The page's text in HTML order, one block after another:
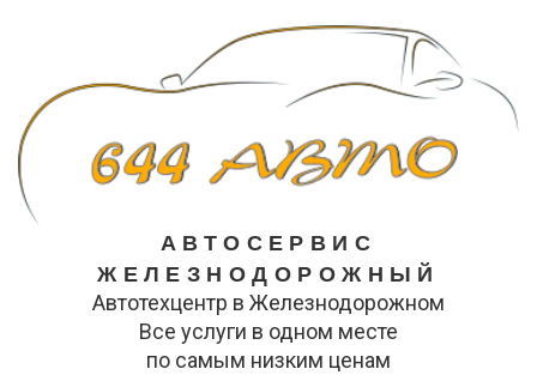
АВТОСЕРВИС
ЖЕЛЕЗНОДОРОЖНЫЙ
Автотехцентр в Железнодорожном
Все услуги в одном месте
по самым низким ценам